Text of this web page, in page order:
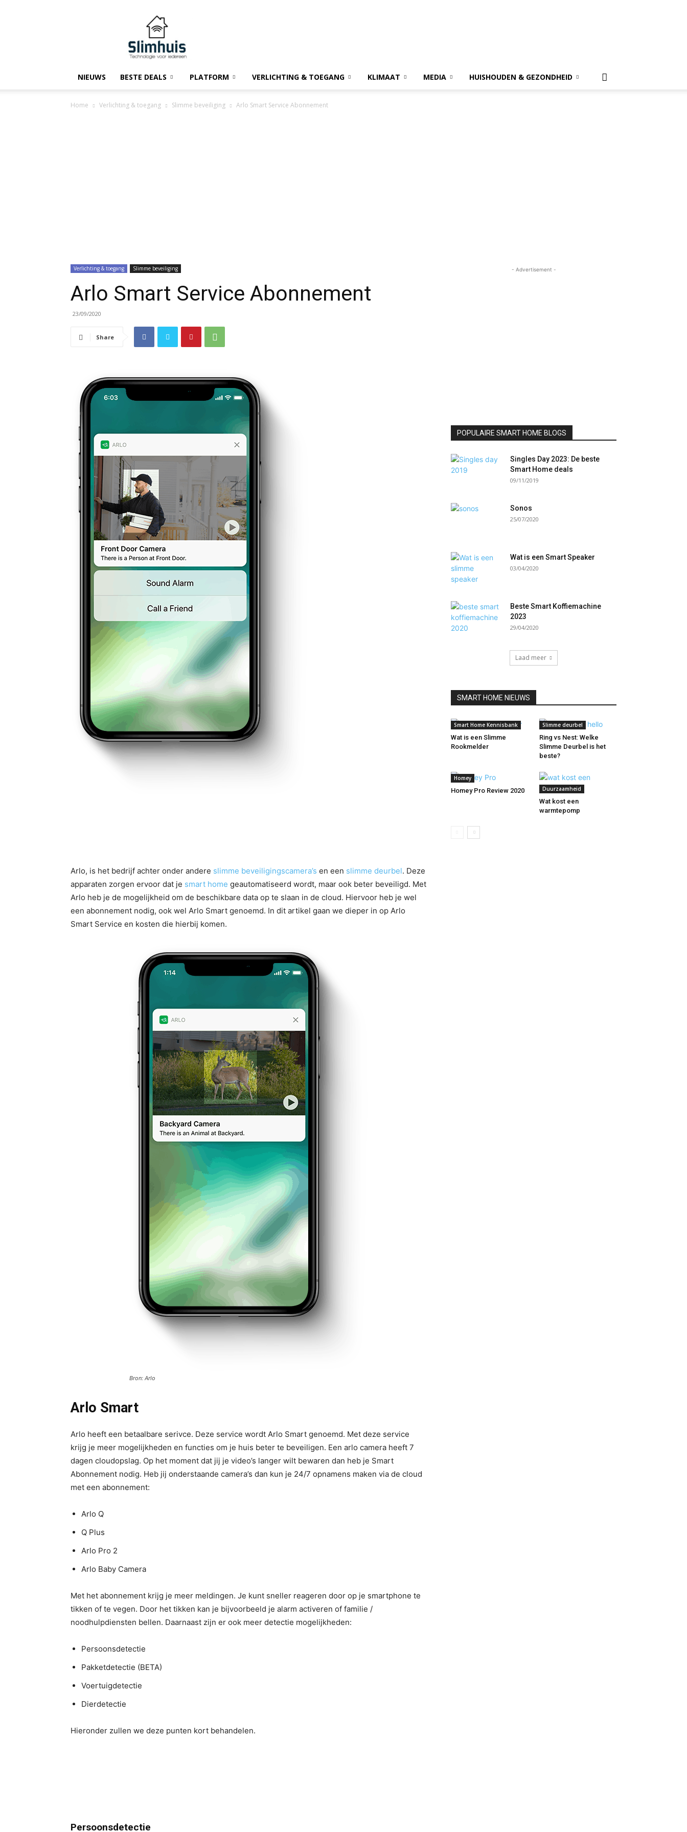
Slimhuis.tech
NIEUWS BESTE DEALS PLATFORM VERLICHTING & TOEGANG KLIMAAT MEDIA HUISHOUDEN & GEZONDHEID
Home Verlichting & toegang Slimme beveiliging Arlo Smart Service Abonnement
Verlichting & toegang Slimme beveiliging
Arlo Smart Service Abonnement
23/09/2020
Share
Arlo, is het bedrijf achter onder andere slimme beveiligingscamera’s en een slimme deurbel. Deze
apparaten zorgen ervoor dat je smart home geautomatiseerd wordt, maar ook beter beveiligd. Met
Arlo heb je de mogelijkheid om de beschikbare data op te slaan in de cloud. Hiervoor heb je wel
een abonnement nodig, ook wel Arlo Smart genoemd. In dit artikel gaan we dieper in op Arlo
Smart Service en kosten die hierbij komen.
Bron: Arlo
Arlo Smart
Arlo heeft een betaalbare serivce. Deze service wordt Arlo Smart genoemd. Met deze service
krijg je meer mogelijkheden en functies om je huis beter te beveiligen. Een arlo camera heeft 7
dagen cloudopslag. Op het moment dat jij je video’s langer wilt bewaren dan heb je Smart
Abonnement nodig. Heb jij onderstaande camera’s dan kun je 24/7 opnamens maken via de cloud
met een abonnement:
Arlo Q
Q Plus
Arlo Pro 2
Arlo Baby Camera
Met het abonnement krijg je meer meldingen. Je kunt sneller reageren door op je smartphone te
tikken of te vegen. Door het tikken kan je bijvoorbeeld je alarm activeren of familie /
noodhulpdiensten bellen. Daarnaast zijn er ook meer detectie mogelijkheden:
Persoonsdetectie
Pakketdetectie (BETA)
Voertuigdetectie
Dierdetectie
Hieronder zullen we deze punten kort behandelen.
Persoonsdetectie
- Advertisement -
POPULAIRE SMART HOME BLOGS
Singles Day 2023: De beste
Smart Home deals
09/11/2019
Sonos
25/07/2020
Wat is een Smart Speaker
03/04/2020
Beste Smart Koffiemachine
2023
29/04/2020
Laad meer
SMART HOME NIEUWS
Smart Home Kennisbank
Wat is een Slimme
Rookmelder
Slimme deurbel
Ring vs Nest: Welke
Slimme Deurbel is het
beste?
Homey
Homey Pro Review 2020 Duurzaamheid
Wat kost een
warmtepomp